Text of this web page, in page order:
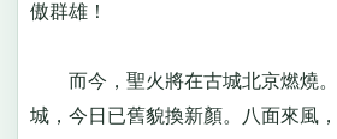
傲群雄！
而今，聖火將在古城北京燃燒。
城，今日已舊貌換新顏。八面來風